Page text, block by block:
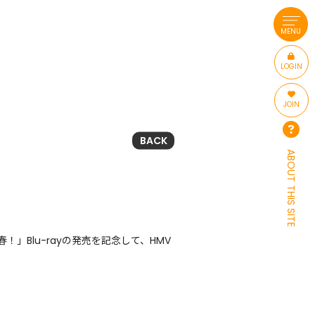
MENU
LOGIN
JOIN
ABOUT THIS SITE
BACK
！」Blu-rayの発売を記念して、HMV